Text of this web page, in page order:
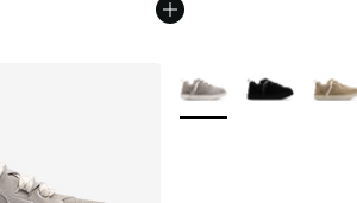
Plus de couleurs